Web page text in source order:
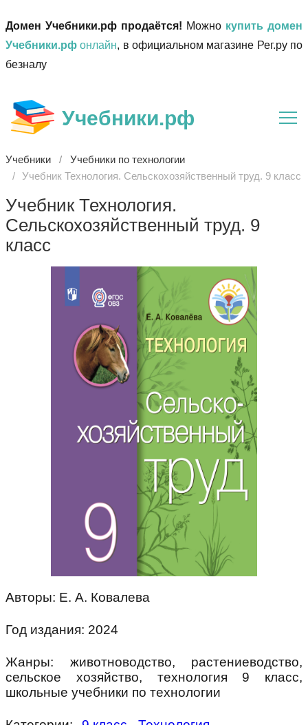
Домен Учебники.рф продаётся! Можно купить домен
Учебники.рф онлайн, в официальном магазине Рег.ру по
безналу
Учебники.рф
Учебники
Учебники по технологии
Учебник Технология. Сельскохозяйственный труд. 9 класс
Учебник Технология.
Сельскохозяйственный труд. 9
класс
Авторы: Е. А. Ковалева
Год издания: 2024
Жанры: животноводство, растениеводство,
сельское хозяйство, технология 9 класс,
школьные учебники по технологии